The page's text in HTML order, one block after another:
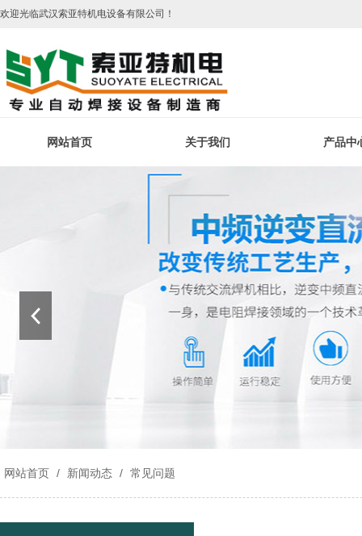
欢迎光临武汉索亚特机电设备有限公司！
网站首页 关于我们 产品中
网站首页 / 新闻动态 / 常见问题